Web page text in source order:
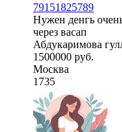
79151825789
Нужен денгь
через васап
Абдукаримова
1500000 руб.
Москва
1735